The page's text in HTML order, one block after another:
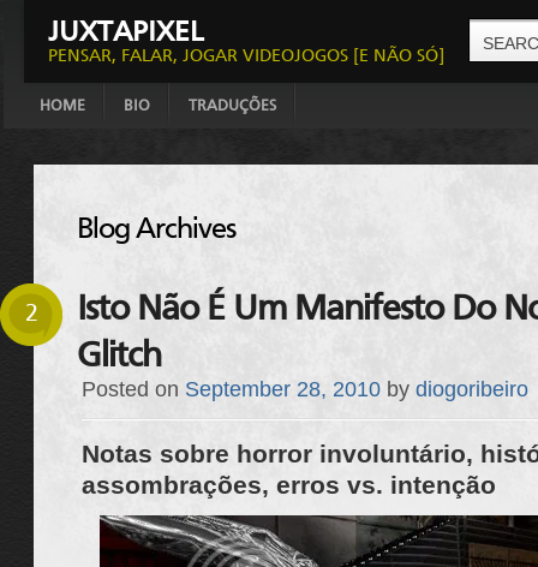
JUXTAPIXEL
PENSAR, FALAR, JOGAR VIDEOJOGOS [E NÃO SÓ]
HOME BIO TRADUÇÕES
Blog Archives
2
Isto Não É Um Manifesto Do
Glitch
Posted on September 28, 2010 by diogoribeiro
Notas sobre horror involuntário,
assombrações, erros vs. intenção